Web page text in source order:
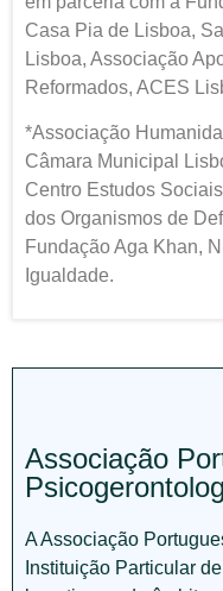
Casa Pia de Lisboa,
Lisboa, Associação
Reformados, ACES
*Associação
Câmara Municipal
Centro Estudos
dos Organismos de
Fundação Aga Khan,
Igualdade.
Associação
A Associação
Instituição Particular